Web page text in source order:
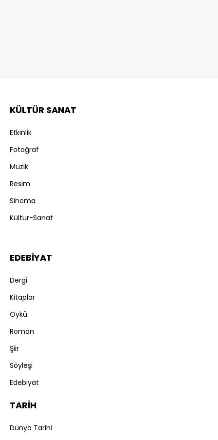
KÜLTÜR SANAT
Etkinlik
Fotoğraf
Müzik
Resim
Sinema
Kültür-Sanat
EDEBİYAT
Dergi
Kitaplar
Öykü
Roman
Şiir
Söyleşi
Edebiyat
TARİH
Dünya Tarihi